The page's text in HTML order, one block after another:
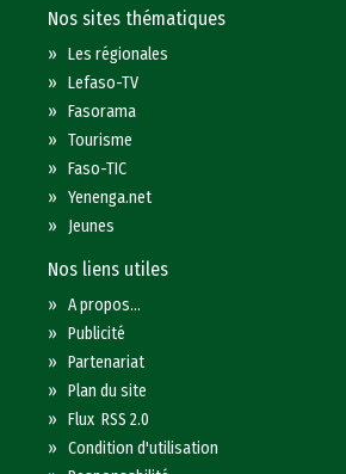
Nos sites thématiques
»Les régionales
»Lefaso-TV
»Fasorama
»Tourisme
»Faso-TIC
»Yenenga.net
» Jeunes
Nos liens utiles
»A propos...
»Publicité
»Partenariat
»Plan du site
»Flux RSS 2.0
»Condition d'utilisation